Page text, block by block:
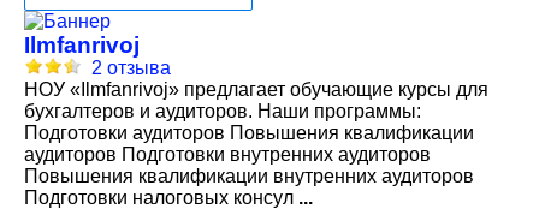
Ilmfanrivoj
2 отзыва
НОУ «Ilmfanrivoj» предлагает обучающие курсы для
бухгалтеров и аудиторов. Наши программы:
Подготовки аудиторов Повышения квалификации
аудиторов Подготовки внутренних аудиторов
Повышения квалификации внутренних аудиторов
Подготовки налоговых консул ...